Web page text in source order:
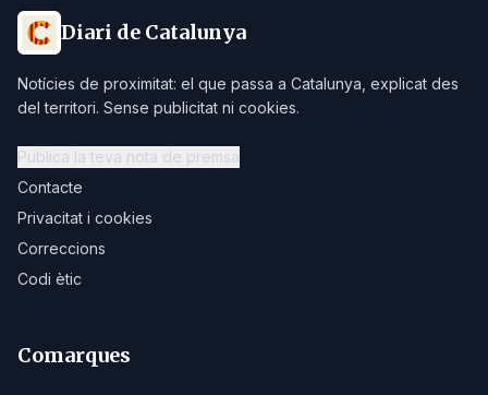
Diari de Catalunya
Notícies de proximitat: el que passa a Catalunya, explicat des
del territori. Sense publicitat ni cookies.
Publica la teva nota de premsa
Contacte
Privacitat i cookies
Correccions
Codi ètic
Comarques